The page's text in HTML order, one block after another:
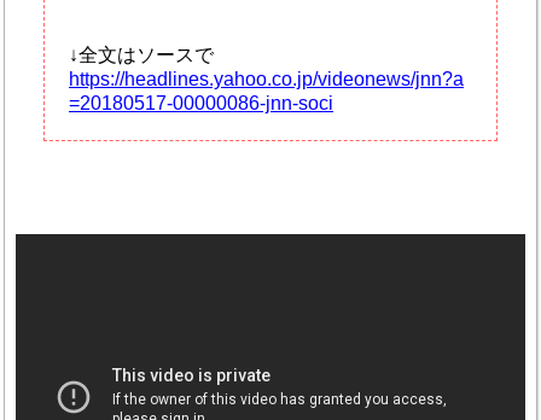
↓全文はソースで
https://headlines.yahoo.co.jp/videonews/jnn?a
=20180517-00000086-jnn-soci